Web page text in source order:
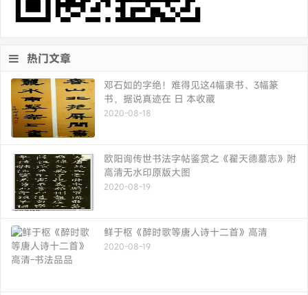
热门文章
邓石如的字绝！难得见这4幅隶书、3幅篆
书，据说真迹在 日 本收藏
2020-08-18
欧阳询传世书法字帖鉴赏之《翟天德墓志》附
高清无水印原版大图
2020-08-19
鲜于枢《醉时歌等唐人诗十二首》高清
2020-08-19